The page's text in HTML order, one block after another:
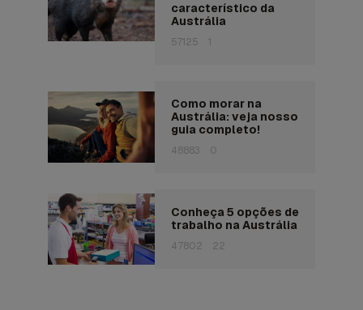
característico da
Austrália
57125 1
Como morar na
Austrália: veja nosso
guia completo!
48883 0
Conheça 5 opções de
trabalho na Austrália
47802 22